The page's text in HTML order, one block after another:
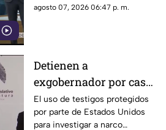
único y limitar las voces que
agosto 07, 2026 06:47 p. m.
Detienen a
exgobernador por caso
Ayotzinapa y desaforan
a alcaldes
El uso de testigos protegidos
por parte de Estados Unidos
para investigar a narco